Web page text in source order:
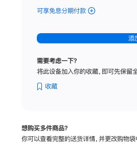
可享免息分期付款 (Studio
-
纳
理
可
添
需要考虑一下？
将此设备加入你的收藏，即可先保留
收藏
想购买多件商品？
你可以查看完整的送货详情，并更改购物袋